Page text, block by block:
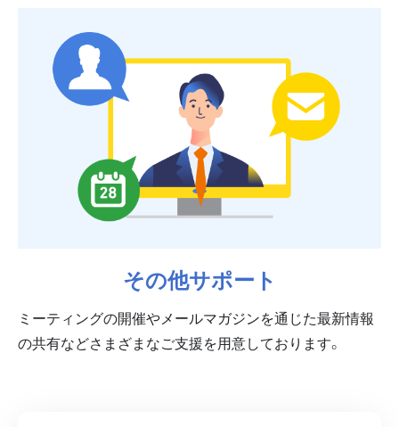
その他サポート
ミーティングの開催やメールマガジンを通じた最新情報
の共有などさまざまなご支援を用意しております。